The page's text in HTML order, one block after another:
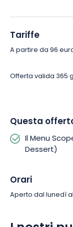
Tariffe
A partire da 96
Offerta valida 365
Questa
Il Menu
Dessert)
Orari
Aperto dal lunedì